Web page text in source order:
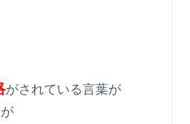
がされている言葉が